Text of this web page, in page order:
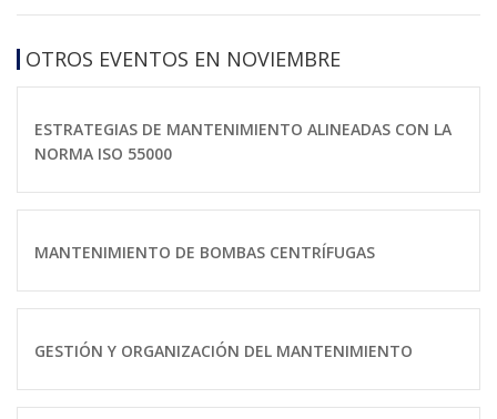
OTROS EVENTOS EN NOVIEMBRE
ESTRATEGIAS DE MANTENIMIENTO ALINEADAS CON LA
NORMA ISO 55000
MANTENIMIENTO DE BOMBAS CENTRÍFUGAS
GESTIÓN Y ORGANIZACIÓN DEL MANTENIMIENTO